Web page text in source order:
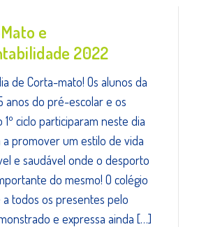
e
2022
de Corta-mato! Os alunos da
anos do pré-escolar e os
1º ciclo participaram neste dia
a promover um estilo de vida
e saudável onde o desporto
do mesmo! O colégio
a todos os presentes pelo
e expressa ainda […]